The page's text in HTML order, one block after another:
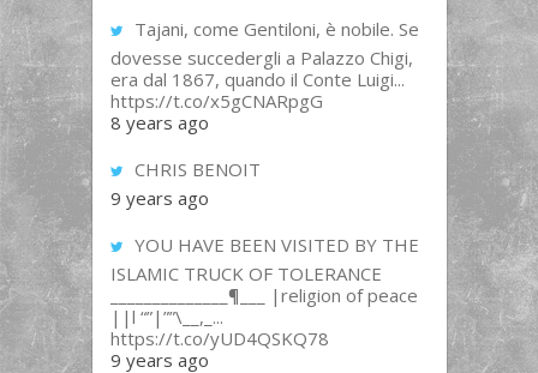
Tajani, come Gentiloni, è nobile. Se
dovesse succedergli a Palazzo Chigi,
era dal 1867, quando il Conte Luigi...
https://t.co/x5gCNARpgG
8 years ago
CHRIS BENOIT
9 years ago
YOU HAVE BEEN VISITED BY THE
ISLAMIC TRUCK OF TOLERANCE
______________¶___ |religion of peace
||l “”|””\__,_...
https://t.co/yUD4QSKQ78
9 years ago